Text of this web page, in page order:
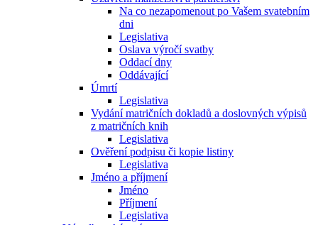
Na co nezapomenout po Vašem svatebním
dni
Legislativa
Oslava výročí svatby
Oddací dny
Oddávající
Úmrtí
Legislativa
Vydání matričních dokladů a doslovných výpisů
z matričních knih
Legislativa
Ověření podpisu či kopie listiny
Legislativa
Jméno a příjmení
Jméno
Příjmení
Legislativa